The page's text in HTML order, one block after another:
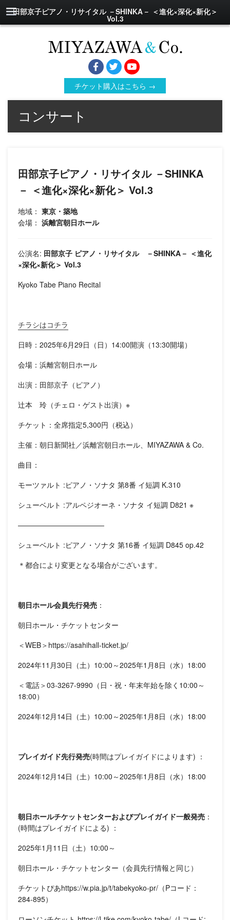
田部京子ピアノ・リサイタル －SHINKA－ ＜進化×深化×新化＞
Vol.3
チケット購入はこちら →
コンサート
田部京子ピアノ・リサイタル －SHINKA
－ ＜進化×深化×新化＞ Vol.3
地域： 東京・築地
会場： 浜離宮朝日ホール
公演名: 田部京子 ピアノ・リサイタル －SHINKA－ ＜進化
×深化×新化＞ Vol.3
Kyoko Tabe Piano Recital
チラシはコチラ
日時：2025年6月29日（日）14:00開演（13:30開場）
会場：浜離宮朝日ホール
出演：田部京子（ピアノ）
辻本 玲（チェロ・ゲスト出演）※
チケット：全席指定5,300円（税込）
主催：朝日新聞社／浜離宮朝日ホール、MIYAZAWA & Co.
曲目：
モーツァルト :ピアノ・ソナタ 第8番 イ短調 K.310
シューベルト :アルペジオーネ・ソナタ イ短調 D821 ※
————————————
シューベルト :ピアノ・ソナタ 第16番 イ短調 D845 op.42
＊都合により変更となる場合がございます。
朝日ホール会員先行発売 ：
朝日ホール・チケットセンター
＜WEB＞https://asahihall-ticket.jp/
2024年11月30日（土）10:00～2025年1月8日（水）18:00
＜電話＞03-3267-9990（日・祝・年末年始を除く10:00～
18:00）
2024年12月14日（土）10:00～2025年1月8日（水）18:00
プレイガイド先行発売(時間はプレイガイドによります) ：
2024年12月14日（土）10:00～2025年1月8日（水）18:00
朝日ホールチケットセンターおよびプレイガイド一般発売 ：
(時間はプレイガイドによる) ：
2025年1月11日（土）10:00～
朝日ホール・チケットセンター（会員先行情報と同じ）
チケットぴあhttps://w.pia.jp/t/tabekyoko-pr/（Pコード：
284-895）